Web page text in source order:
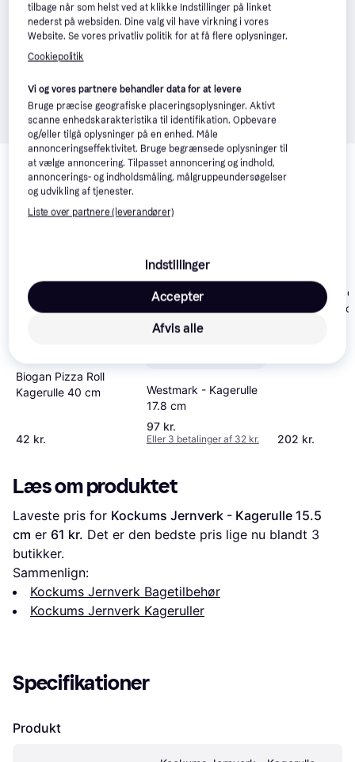
Relaterede produkter
Se vores forslag til andre produkter, der matcher dine
interesser. Vis alle
Biogan Pizza Roll
Kagerulle 40 cm
42 kr.
Westmark - Kagerulle
17.8 cm
97 kr.
Eller 3 betalinger af 32 kr.
Jonas Naggad
Kagerulle 25
202 kr.
Læs om produktet
Laveste pris for Kockums Jernverk - Kagerulle 15.5
cm er 61 kr. Det er den bedste pris lige nu blandt 3
butikker.
Sammenlign:
Kockums Jernverk Bagetilbehør
Kockums Jernverk Kageruller
Specifikationer
Produkt
tilbage når som helst ved at klikke Indstillinger på linket
nederst på websiden. Dine valg vil have virkning i vores
Website. Se vores privatliv politik for at få flere oplysninger.
Cookiepolitik
Vi og vores partnere behandler data for at levere
Bruge præcise geografiske placeringsoplysninger. Aktivt
scanne enhedskarakteristika til identifikation. Opbevare
og/eller tilgå oplysninger på en enhed. Måle
annonceringseffektivitet. Bruge begrænsede oplysninger til
at vælge annoncering. Tilpasset annoncering og indhold,
annoncerings- og indholdsmåling, målgruppeundersøgelser
og udvikling af tjenester.
Liste over partnere (leverandører)
Indstillinger
Afvis alle
Accepter